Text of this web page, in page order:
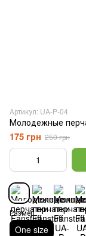
Артикул: UA-P-04
Молодежные
175 грн 250 грн
Размер
One size